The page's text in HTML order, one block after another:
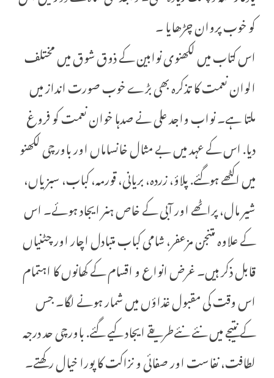
کو خوب پروان چڑھایا ۔
اس کتاب میں لکھنوی نوابین کے ذوق شوق میں مختلف
الوان نعمت کا تذکرہ بھی بڑے خوب صورت انداز میں
ملتا ہے۔ نواب واجد علی نے صدہا خوان نعمت کو فروغ
دیا. اس کے عہد میں بے مثال خانساماں اور باورچی لکھنو
میں اکٹھے ہوگئے. پلاؤ، زردہ، بریانی، قورمہ، کباب، سبزیاں،
شیر مال، پراٹھے اور آبی کے خاص ہنر ایجاد ہوئے۔ اس
کے علاوہ متنجن مزعفر، شامی کباب متبادل اچار اور چٹنیاں
قابل ذکر ہیں۔ غرض انواع و اقسام کے کھانوں کا اہتمام
اس وقت کی مقبول غذاؤں میں شمار ہونے لگا۔ جس
کے نتیجے میں نئے نئےطریقے ایجاد کیے گئے. باورچی حد درجہ
لطافت، نفاست اور صفائی و نزاکت کا پورا خیال رکھتے۔